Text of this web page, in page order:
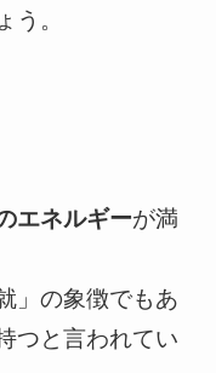
う。
エネルギーが満
」の象徴でもあ
つと言われてい